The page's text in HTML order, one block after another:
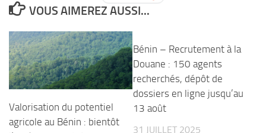
VOUS AIMEREZ AUSSI...
Valorisation du potentiel
agricole au Bénin : bientôt
Bénin – Recrutement à la
Douane : 150 agents
recherchés, dépôt de
dossiers en ligne jusqu’au
13 août
31 JUILLET 2025